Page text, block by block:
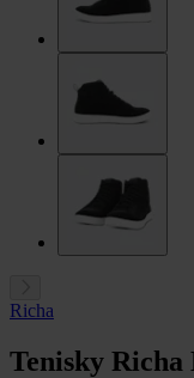
Richa
Tenisky Richa